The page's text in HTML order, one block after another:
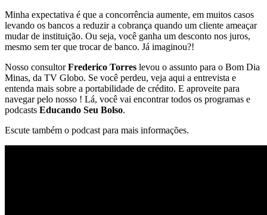
Minha expectativa é que a concorrência aumente, em muitos casos
levando os bancos a reduzir a cobrança quando um cliente ameaçar
mudar de instituição. Ou seja, você ganha um desconto nos juros,
mesmo sem ter que trocar de banco. Já imaginou?!
Nosso consultorFrederico Torres levou o assunto para o Bom Dia
Minas, da TV Globo. Se você perdeu, veja aqui a entrevista e
entenda mais sobre a portabilidade de crédito. E aproveite para
navegar pelo nosso ! Lá, você vai encontrar todos os programas e
podcasts Educando Seu Bolso.
Escute também o podcast para mais informações.